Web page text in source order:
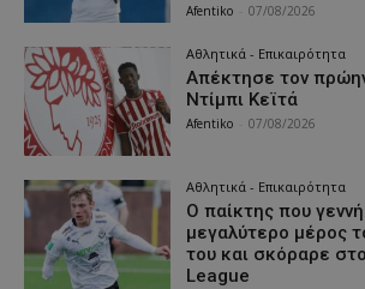
Afentiko 07/08/2026
Αθλητικά - Επικαιρότητα
Απέκτησε τον
Ντίμπι Κεϊτά
Afentiko 07/08/2026
Αθλητικά - Επικαιρότητα
Ο παίκτης που
μεγαλύτερο μέρος
του και σκόραρε
League